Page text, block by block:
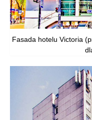
Fasada hotelu Victoria